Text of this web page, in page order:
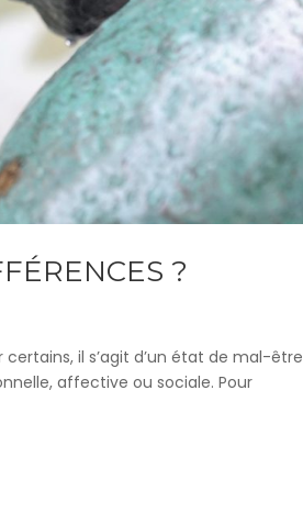
?
il s’agit d’un état de mal-être
affective ou sociale. Pour